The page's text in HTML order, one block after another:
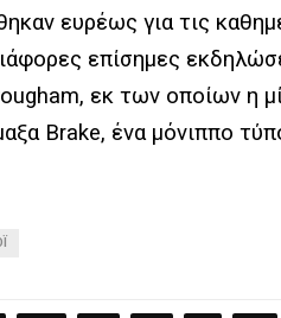
ευρέως για τις
επίσημες
εκ των οποίων η
Brake, ένα μόνιππο